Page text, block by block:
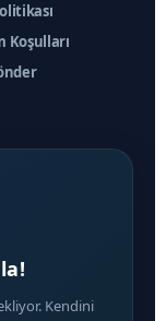
Koşulları
Kendini